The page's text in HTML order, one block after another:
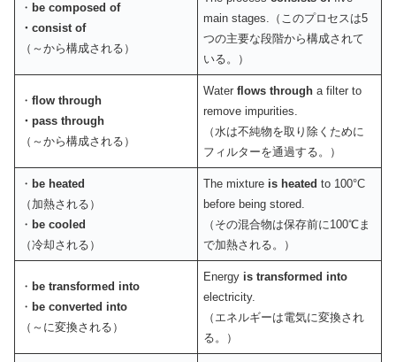
・ be composed of
・consist of
（～から構成される）
main stages.（このプロセスは5
つの主要な段階から構成されて
いる。）
・flow through
・pass through
（～から構成される）
Waterflows through a filter to
remove impurities.
（水は不純物を取り除くために
フィルターを通過する。）
・ be heated
（加熱される）
・ be cooled
（冷却される）
The mixture is heated to 100°C
before being stored.
（その混合物は保存前に100℃ま
で加熱される。）
・ be transformed into
・ be converted into
（～に変換される）
Energy is transformed into
electricity.
（エネルギーは電気に変換され
る。）